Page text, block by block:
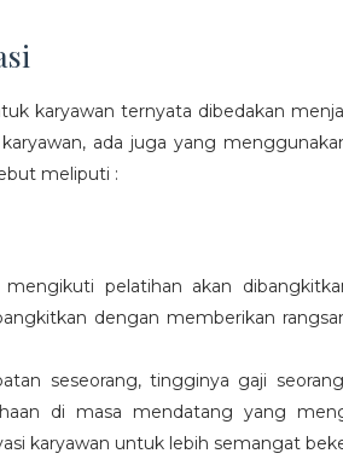
karyawan ternyata dibedakan
ada juga yang
meliputi :
mengikuti pelatihan akan
dengan memberikan
seseorang, tingginya gaji
di masa mendatang yang
karyawan untuk lebih semangat